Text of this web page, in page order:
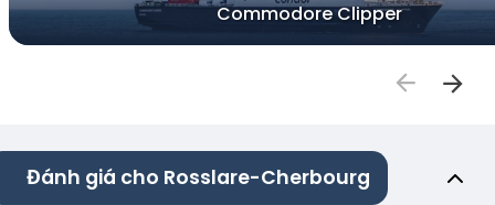
Commodore Clipper
Đánh giá cho Rosslare-Cherbourg